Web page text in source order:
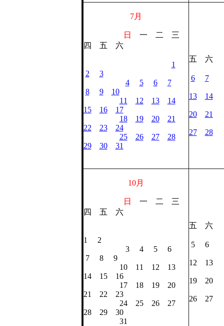
7月
日
一 二 三
四 五 六
1
2
3
4
5 6
7
8
9
10
11
12 13
14
15
16
17
18
19 20
21
22
23
24
25
26 27
28
29
30 31
五 六
6 7
13 14
20 21
27 28
10月
日
一 二 三
四 五 六
1 2
3 4 5 6
7 8 9
10 11 12 13
14 15 16
17 18 19 20
21 22 23
24 25 26 27
28 29 30
31
五 六
5 6
12 13
19 20
26 27